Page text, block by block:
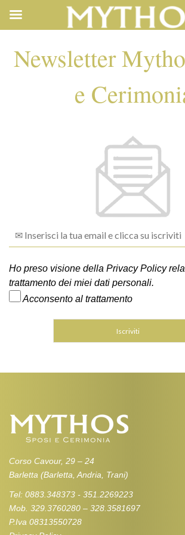
Newsletter
e
Ho preso visione della Privacy Policy
trattamento dei miei dati personali.
Acconsento al trattamento
Corso Cavour, 29 – 24
Barletta (Barletta, Andria, Trani)
Tel: 0883.348373 - 351.2269223
Mob. 329.3760280 – 328.3581697
P.Iva 08313550728